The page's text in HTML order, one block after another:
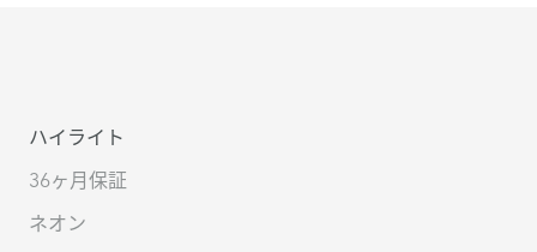
ハイライト
36ヶ月保証
ネオン